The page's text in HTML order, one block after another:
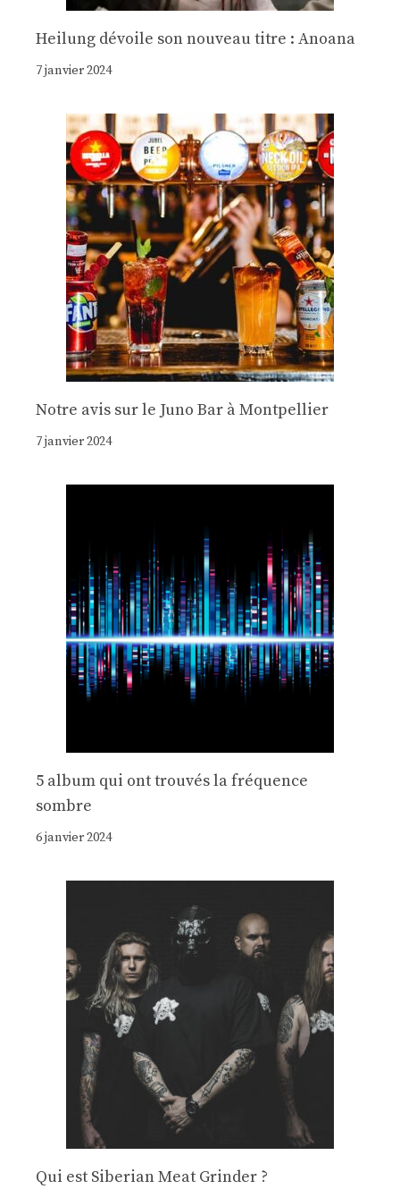
Heilung dévoile son nouveau titre : Anoana
7 janvier 2024
Notre avis sur le Juno Bar à Montpellier
7 janvier 2024
5 album qui ont trouvés la fréquence
sombre
6 janvier 2024
Qui est Siberian Meat Grinder ?